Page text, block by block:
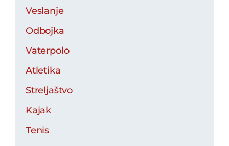
Veslanje
Odbojka
Vaterpolo
Atletika
Streljaštvo
Kajak
Tenis